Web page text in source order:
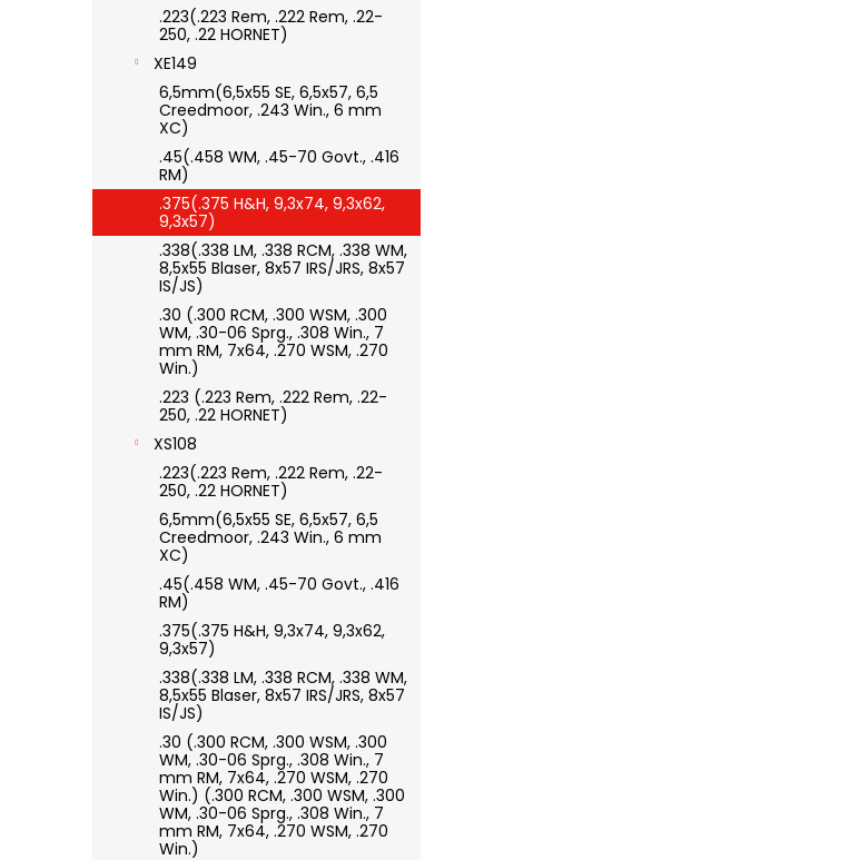
.223(.223 Rem, .222 Rem, .22-
250, .22 HORNET)
XE149
6,5mm(6,5x55 SE, 6,5x57, 6,5
Creedmoor, .243 Win., 6 mm
XC)
.45(.458 WM, .45-70 Govt., .416
RM)
.375(.375 H&H, 9,3x74, 9,3x62,
9,3x57)
.338(.338 LM, .338 RCM, .338 WM,
8,5x55 Blaser, 8x57 IRS/JRS, 8x57
IS/JS)
.30 (.300 RCM, .300 WSM, .300
WM, .30-06 Sprg., .308 Win., 7
mm RM, 7x64, .270 WSM, .270
Win.)
.223 (.223 Rem, .222 Rem, .22-
250, .22 HORNET)
XS108
.223(.223 Rem, .222 Rem, .22-
250, .22 HORNET)
6,5mm(6,5x55 SE, 6,5x57, 6,5
Creedmoor, .243 Win., 6 mm
XC)
.45(.458 WM, .45-70 Govt., .416
RM)
.375(.375 H&H, 9,3x74, 9,3x62,
9,3x57)
.338(.338 LM, .338 RCM, .338 WM,
8,5x55 Blaser, 8x57 IRS/JRS, 8x57
IS/JS)
.30 (.300 RCM, .300 WSM, .300
WM, .30-06 Sprg., .308 Win., 7
mm RM, 7x64, .270 WSM, .270
Win.) (.300 RCM, .300 WSM, .300
WM, .30-06 Sprg., .308 Win., 7
mm RM, 7x64, .270 WSM, .270
Win.)